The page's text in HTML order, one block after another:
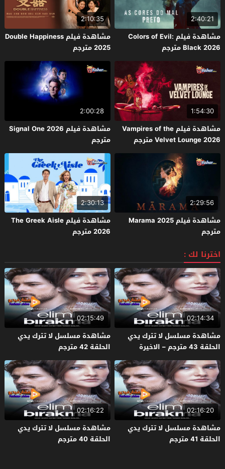
2:40:21
مشاهدة فيلم Colors of Evil:
Black 2026 مترجم
2:10:35
مشاهدة فيلم Double Happiness
2025 مترجم
1:54:30
مشاهدة فيلم Vampires of the
Velvet Lounge 2026 مترجم
2:00:28
مشاهدة فيلم Signal One 2026
مترجم
2:29:56
مشاهدة فيلم Marama 2025
مترجم
2:30:13
مشاهدة فيلم The Greek Aisle
2026 مترجم
اخترنا لك :
02:14:34
مشاهدة مسلسل لا تترك يدي
الحلقة 43 مترجم – الاخيرة
02:15:49
مشاهدة مسلسل لا تترك يدي
الحلقة 42 مترجم
02:16:20
مشاهدة مسلسل لا تترك يدي
الحلقة 41 مترجم
02:16:22
مشاهدة مسلسل لا تترك يدي
الحلقة 40 مترجم